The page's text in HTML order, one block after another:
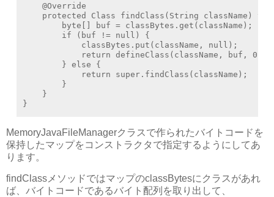
    @Override
protected Class findClass(String className)
        byte[] buf = classBytes.get(className);
        if (buf != null) {
            classBytes.put(className, null);
return defineClass(className, buf, 0,
        } else {
            return super.findClass(className);
        }
    }
}
MemoryJavaFileManagerクラスで作られたバイトコードを
保持したマップをコンストラクタで指定するようにしてあ
ります。
findClassメソッドではマップのclassBytesにクラスがあれ
ば、バイトコードであるバイト配列を取り出して、